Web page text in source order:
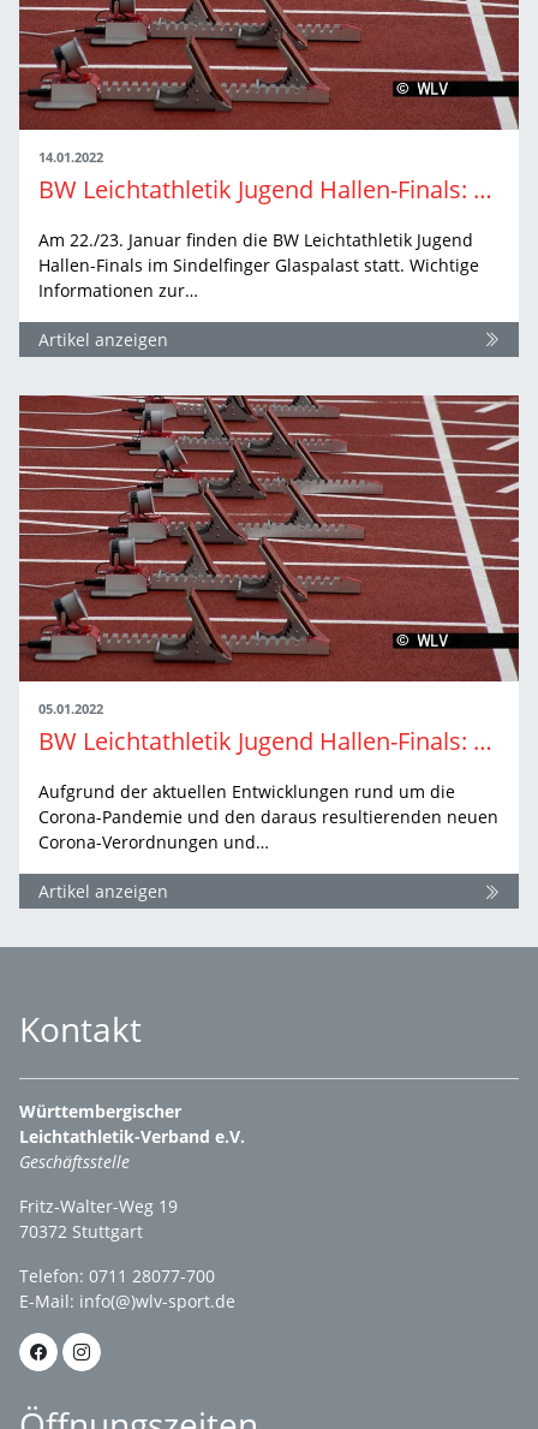
14.01.2022
BW Leichtathletik Jugend Hallen-Finals: Meldeliste, finaler Zeitplan und Teilnehmerinformation…
Am 22./23. Januar finden die BW Leichtathletik Jugend
Hallen-Finals im Sindelfinger Glaspalast statt. Wichtige
Informationen zur…
Artikel anzeigen
05.01.2022
BW Leichtathletik Jugend Hallen-Finals: Aktualisierte Ausschreibung!
Aufgrund der aktuellen Entwicklungen rund um die
Corona-Pandemie und den daraus resultierenden neuen
Corona-Verordnungen und…
Artikel anzeigen
Kontakt
Württembergischer
Leichtathletik-Verband e.V.
Geschäftsstelle
Fritz-Walter-Weg 19
70372 Stuttgart
Telefon: 0711 28077-700
E-Mail: info(@)wlv-sport.de